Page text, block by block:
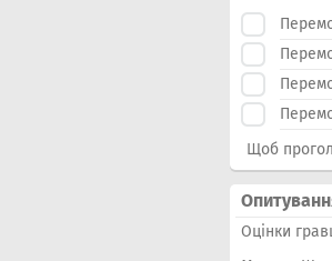
Щоб
Оцінки